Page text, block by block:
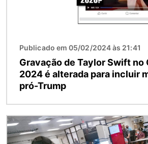
Publicado em 05/02/2024 às 21:41
Gravação de Taylor Swift no
2024 é alterada para incluir
pró-Trump
Imagem